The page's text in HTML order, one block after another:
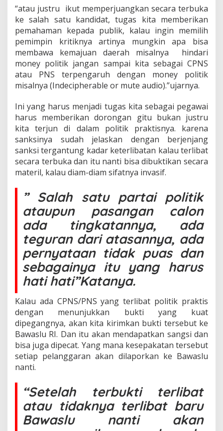
D
i
k
e
n
a
a
S
n
g
s
i
,
I
n
i
K
W
a
h
y
S
a
r
j
n
.
“atau justru ikut memperjuangkan secara terbuka
ke salah satu kandidat, tugas kita memberikan
pemahaman kepada publik, kalau ingin memilih
pemimpin kritiknya artinya mungkin apa bisa
membawa kemajuan daerah misalnya hindari
money politik jangan sampai kita sebagai CPNS
atau PNS terpengaruh dengan money politik
misalnya (Indecipherable or mute audio).”ujarnya.
Ini yang harus menjadi tugas kita sebagai pegawai
harus memberikan dorongan gitu bukan justru
kita terjun di dalam politik praktisnya. karena
sanksinya sudah jelaskan dengan berjenjang
sanksi tergantung kadar keterlibatan kalau terlibat
secara terbuka dan itu nanti bisa dibuktikan secara
materil, kalau diam-diam sifatnya invasif.
” Salah satu partai politik
ataupun pasangan calon
ada tingkatannya, ada
teguran dari atasannya, ada
pernyataan tidak puas dan
sebagainya itu yang harus
hati hati”Katanya.
Kalau ada CPNS/PNS yang terlibat politik praktis
dengan menunjukkan bukti yang kuat
dipegangnya, akan kita kirimkan bukti tersebut ke
Bawaslu RI. Dan itu akan mendapatkan sangsi dan
bisa juga dipecat. Yang mana kesepakatan tersebut
setiap pelanggaran akan dilaporkan ke Bawaslu
nanti.
“Setelah terbukti terlibat
atau tidaknya terlibat baru
Bawaslu nanti akan